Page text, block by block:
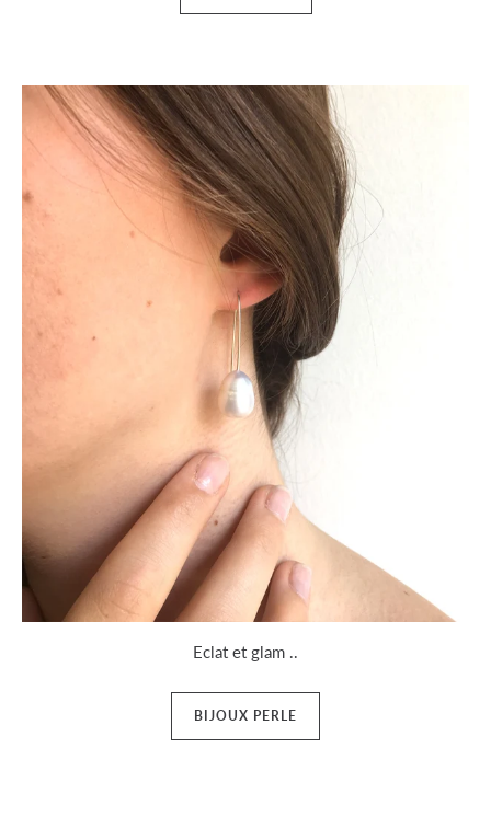
Eclat et glam ..
BIJOUX PERLE